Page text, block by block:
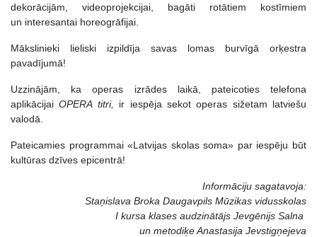
dekorācijām, videoprojekcijai, bagāti rotātiem kostīmiem
un interesantai horeogrāfijai.
Mākslinieki lieliski izpildīja savas lomas burvīgā orķestra
pavadījumā!
Uzzinājām, ka operas izrādes laikā, pateicoties telefona
aplikācijaiOPERA titri, ir iespēja sekot operas sižetam latviešu
valodā.
Pateicamies programmai «Latvijas skolas soma» par iespēju būt
kultūras dzīves epicentrā!
Informāciju sagatavoja:
Staņislava Broka Daugavpils Mūzikas vidusskolas
I kursa klases audzinātājs Jevgēnijs Salna
un metodiķe Anastasija Jevstigņejeva